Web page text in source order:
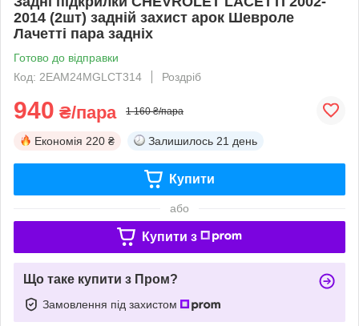
2014 (2шт) задній захист арок Шевроле
Лачетті пара задніх
Готово до відправки
Код: 2EAM24MGLCT314
Роздріб
940 ₴/пара 1 160 ₴/пара
Економія 220 ₴ Залишилось 21 день
Купити
або
Купити з
Що таке купити з Пром?
Замовлення під захистом